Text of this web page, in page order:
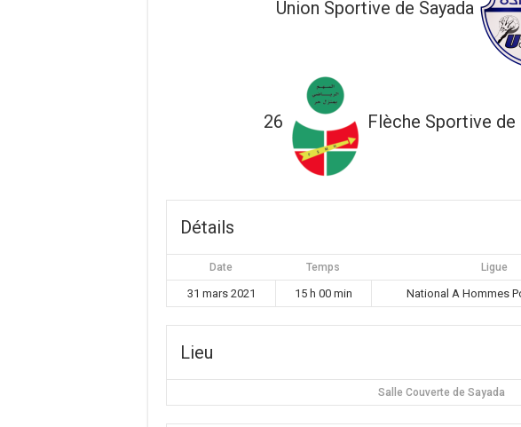
Union Sportive de Sayada
26 Flèche Sportive
Détails
Date Temps Ligue
31 mars 2021 15 h 00 min National A Hommes
Lieu
Salle Couverte de Sayada